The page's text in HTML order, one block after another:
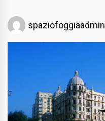
spaziofoggiaadmin